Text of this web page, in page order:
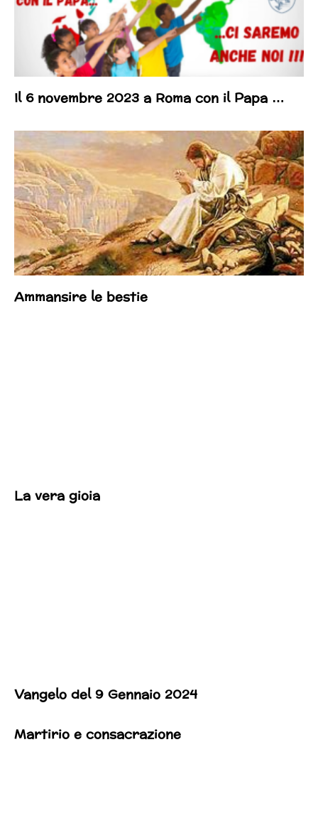
Il 6 novembre 2023 a Roma con il Papa …
Ammansire le bestie
La vera gioia
Vangelo del 9 Gennaio 2024
Martirio e consacrazione